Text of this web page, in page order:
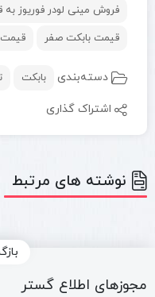
فروش مینی لودر فوریوز به
قیمت بابکت صفر
قیمت
دسته‌بندی بابکت
اشتراک گذاری
نوشته های مرتبط
مجوزهای اطلاع گستر